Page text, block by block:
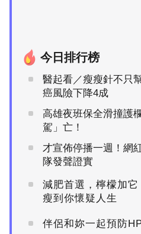
今日排行榜
醫起看／瘦瘦針不只
癌風險下降4成
高雄夜班保全滑撞護
駕」亡！
才宣佈停播一週！網
隊發聲證實
減肥首選，檸檬加它
瘦到你懷疑人生
伴侶和妳一起預防